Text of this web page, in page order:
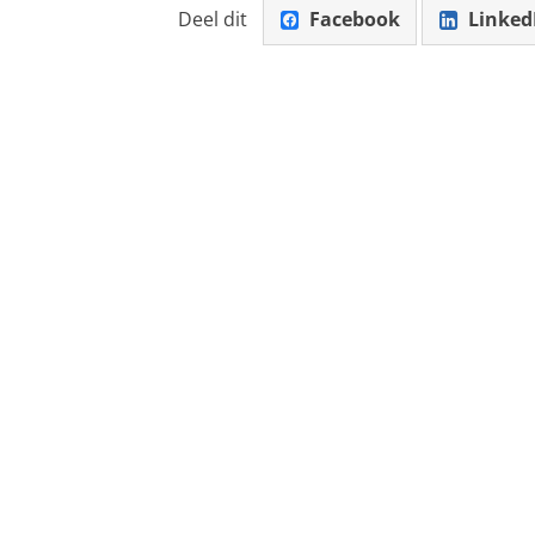
Deel dit Facebook